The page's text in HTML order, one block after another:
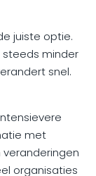
juiste optie.
steeds minder
snel.
met
organisaties